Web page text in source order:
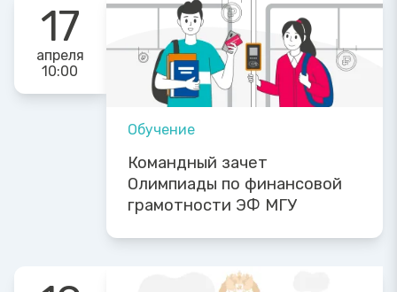
17
апреля
10:00
Обучение
Командный зачет
Олимпиады по финансовой
грамотности ЭФ МГУ